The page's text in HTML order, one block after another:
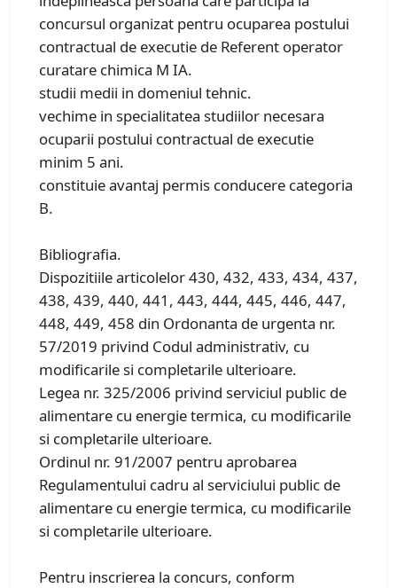
concursul organizat pentru ocuparea postului
contractual de executie de Referent operator
curatare chimica M IA.
studii medii in domeniul tehnic.
vechime in specialitatea studiilor necesara
ocuparii postului contractual de executie
minim 5 ani.
constituie avantaj permis conducere categoria
B.
Bibliografia.
Dispozitiile articolelor 430, 432, 433, 434, 437,
438, 439, 440, 441, 443, 444, 445, 446, 447,
448, 449, 458 din Ordonanta de urgenta nr.
57/2019 privind Codul administrativ, cu
modificarile si completarile ulterioare.
Legea nr. 325/2006 privind serviciul public de
alimentare cu energie termica, cu modificarile
si completarile ulterioare.
Ordinul nr. 91/2007 pentru aprobarea
Regulamentului cadru al serviciului public de
alimentare cu energie termica, cu modificarile
si completarile ulterioare.
Pentru inscrierea la concurs, conform